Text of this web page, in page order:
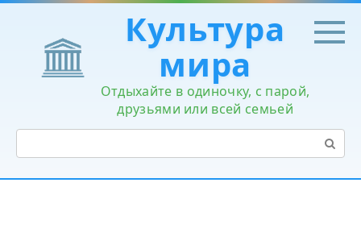
Перейти
контенту
Культура
мира
Отдыхайте в одиночку, с парой,
друзьями или всей семьей
Поиск: